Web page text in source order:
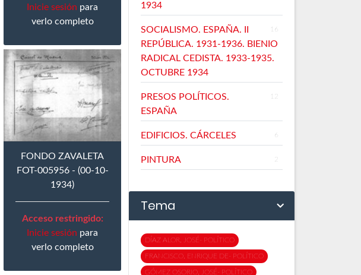
Inicie sesión para
verlo completo
FONDO ZAVALETA
FOT-005956 - (00-10-
1934)
Acceso restringido:
Inicie sesión para
verlo completo
1934
16
SOCIALISMO. ESPAÑA. II
REPÚBLICA. 1931-1936. BIENIO
RADICAL CEDISTA. 1933-1935.
OCTUBRE 1934
PRESOS POLÍTICOS.
ESPAÑA
6
EDIFICIOS. CÁRCELES
PINTURA
Tema
DÍAZ ALOR, JOSÉ- POLÍTICO
FRANCISCO, ENRIQUE DE- POLÍTICO
GÓMEZ OSORIO, JOSÉ- POLÍTICO